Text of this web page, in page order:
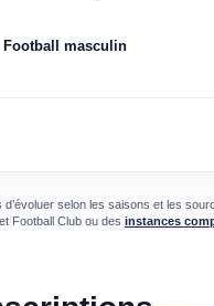
Football masculin
selon les saisons et les
Football Club ou des instances